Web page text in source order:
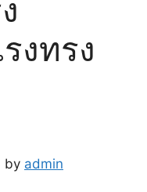
งทรง
by admin